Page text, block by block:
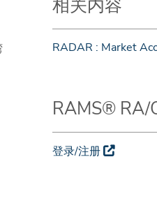
相关内容
RADAR : Market
RAMS® RA/
登录/注册